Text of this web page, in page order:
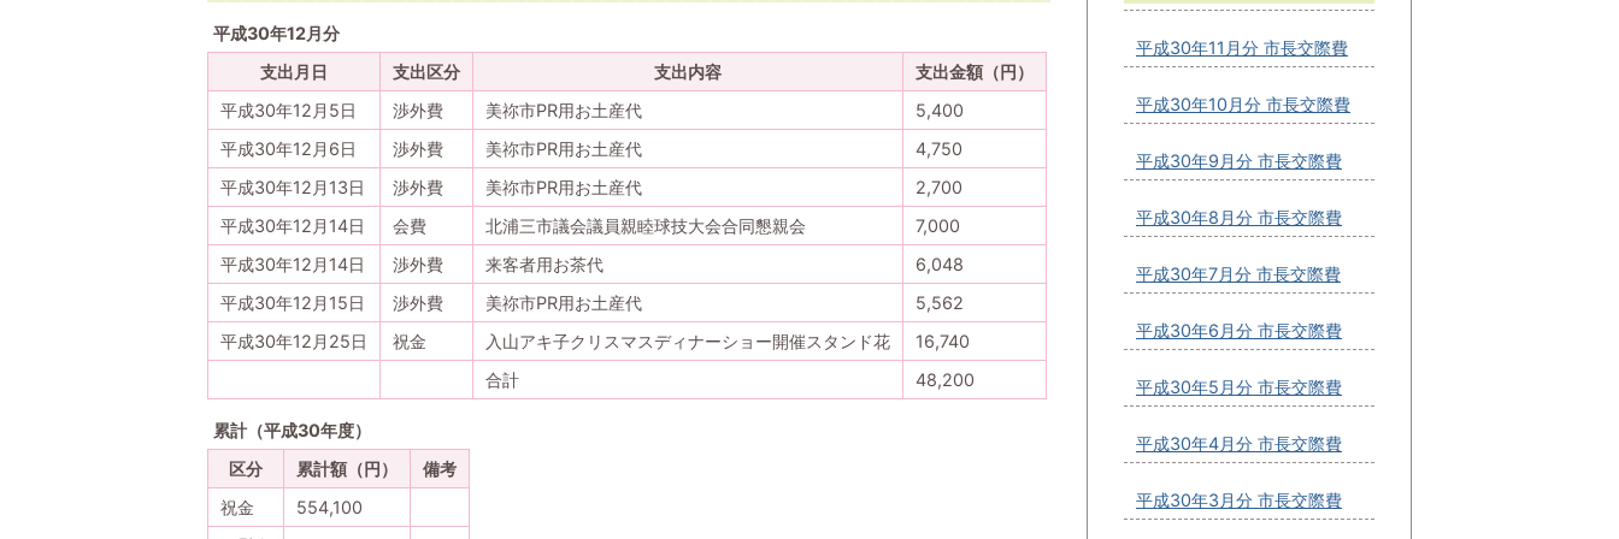
平成30年12月分
支出月日
支出区分 支出内容
支出金額（円）
平成30年12月5日
渉外費 美祢市PR用お土産代
5,400
平成30年12月6日
渉外費 美祢市PR用お土産代
4,750
平成30年12月13日
渉外費 美祢市PR用お土産代
2,700
平成30年12月14日
会費 北浦三市議会議員親睦球技大会合同懇親会
7,000
平成30年12月14日
渉外費 来客者用お茶代
6,048
平成30年12月15日
渉外費 美祢市PR用お土産代
5,562
平成30年12月25日
祝金 入山アキ子クリスマスディナーショー開催スタンド花
16,740
合計
48,200
累計（平成30年度）
区分
累計額（円）
備考
祝金
554,100
平成30年11月分 市長交際費
平成30年10月分 市長交際費
平成30年9月分 市長交際費
平成30年8月分 市長交際費
平成30年7月分 市長交際費
平成30年6月分 市長交際費
平成30年5月分 市長交際費
平成30年4月分 市長交際費
平成30年3月分 市長交際費